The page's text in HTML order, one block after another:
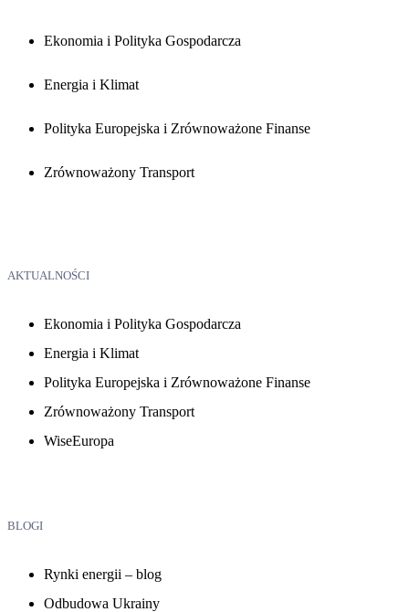
Ekonomia i Polityka Gospodarcza
Energia i Klimat
Polityka Europejska i Zrównoważone Finanse
Zrównoważony Transport
AKTUALNOŚCI
Ekonomia i Polityka Gospodarcza
Energia i Klimat
Polityka Europejska i Zrównoważone Finanse
Zrównoważony Transport
WiseEuropa
BLOGI
Rynki energii – blog
Odbudowa Ukrainy